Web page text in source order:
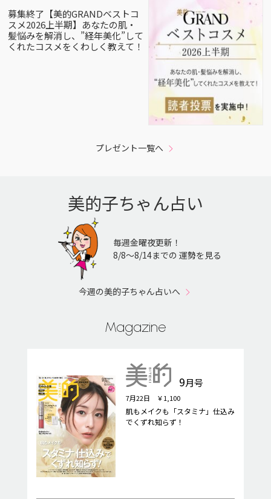
募集終了【美的GRANDベストコ
スメ2026上半期】あなたの肌・
髪悩みを解消し、”経年美化”して
くれたコスメをくわしく教えて！
プレゼント一覧へ
美的子ちゃん占い
毎週金曜夜更新！
8/8〜8/14までの 運勢を見る
今週の美的子ちゃん占いへ
Magazine
9月号
7月22日 ￥1,100
肌もメイクも「スタミナ」仕込み
でくずれ知らず！